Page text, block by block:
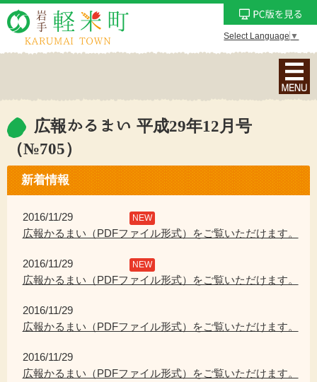
Select Language ▼
ナ
ビ
ン
メ
表
広報かるまい 平成29年12月号
（№705）
新着情報
2016/11/29 NEW
広報かるまい（PDFファイル形式）をご覧いただけます。
2016/11/29 NEW
広報かるまい（PDFファイル形式）をご覧いただけます。
2016/11/29
広報かるまい（PDFファイル形式）をご覧いただけます。
2016/11/29
広報かるまい（PDFファイル形式）をご覧いただけます。